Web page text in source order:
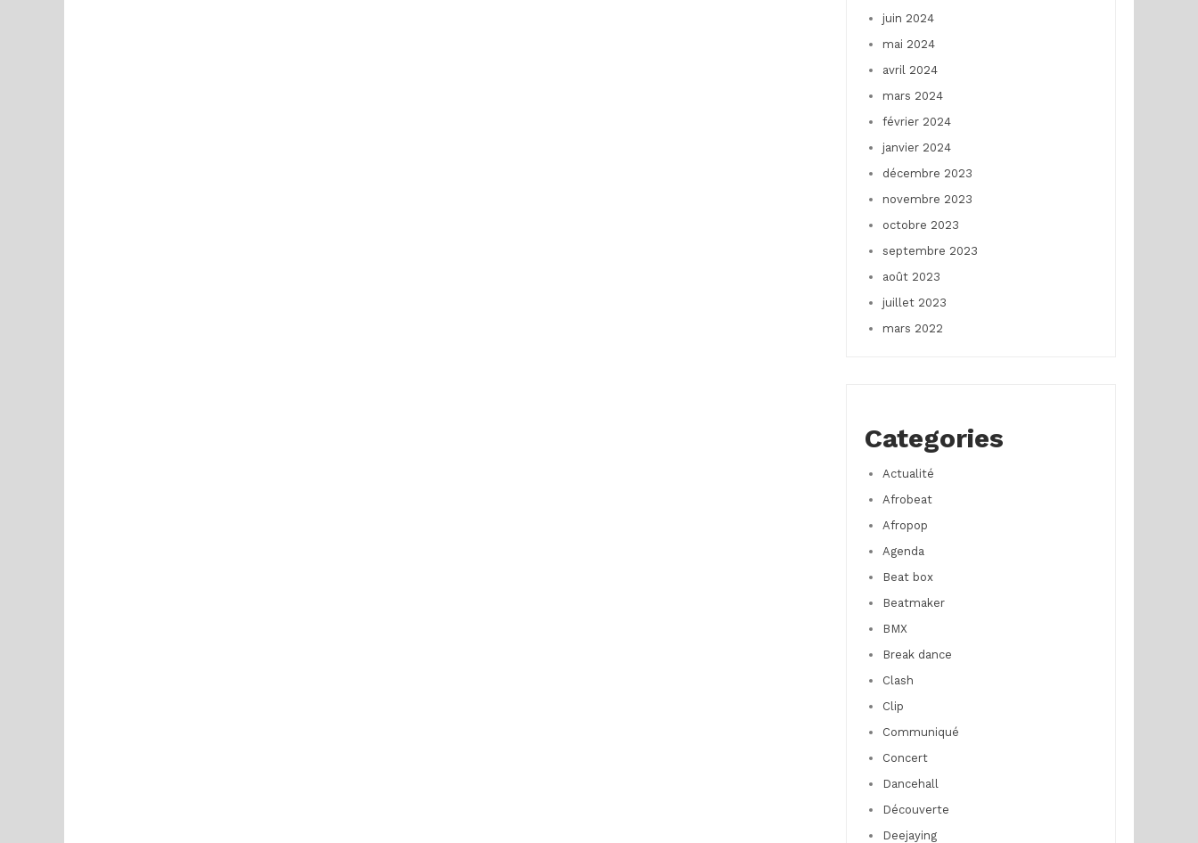
juin 2024
mai 2024
avril 2024
mars 2024
février 2024
janvier 2024
décembre 2023
novembre 2023
octobre 2023
septembre 2023
août 2023
juillet 2023
mars 2022
Categories
Actualité
Afrobeat
Afropop
Agenda
Beat box
Beatmaker
BMX
Break dance
Clash
Clip
Communiqué
Concert
Dancehall
Découverte
Deejaying